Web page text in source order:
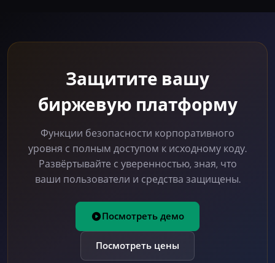
Защитите вашу
биржевую платформу
Функции безопасности корпоративного
уровня с полным доступом к исходному коду.
Развёртывайте с уверенностью, зная, что
ваши пользователи и средства защищены.
Посмотреть демо
Посмотреть цены